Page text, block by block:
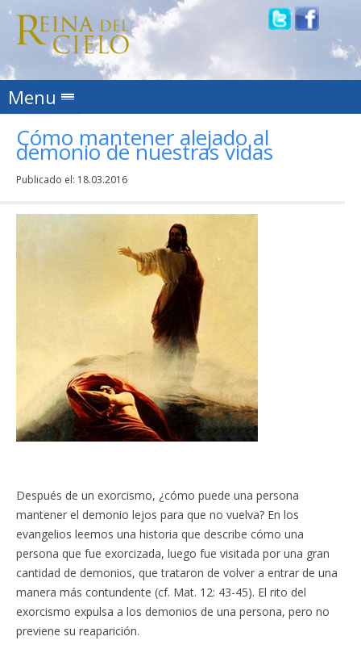
Menu Skip to content
Cómo mantener alejado al
demonio de nuestras vidas
Publicado el: 18.03.2016
Después de un exorcismo, ¿cómo puede una persona
mantener el demonio lejos para que no vuelva? En los
evangelios leemos una historia que describe cómo una
persona que fue exorcizada, luego fue visitada por una gran
cantidad de demonios, que trataron de volver a entrar de una
manera más contundente (cf. Mat. 12: 43-45). El rito del
exorcismo expulsa a los demonios de una persona, pero no
previene su reaparición.